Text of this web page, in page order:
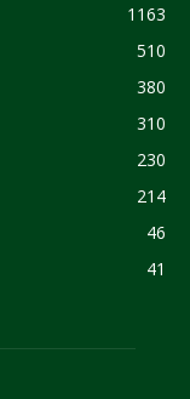
1163
510
380
310
230
214
46
41